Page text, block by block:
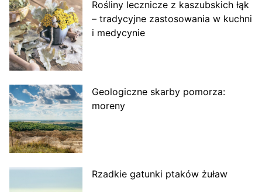
Rośliny lecznicze z kaszubskich łąk
– tradycyjne zastosowania w kuchni
i medycynie
Geologiczne skarby pomorza:
moreny
Rzadkie gatunki ptaków żuław